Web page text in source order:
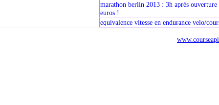
marathon berlin 2013 : 3h après ouverture
euros !
equivalence vitesse en endurance velo/